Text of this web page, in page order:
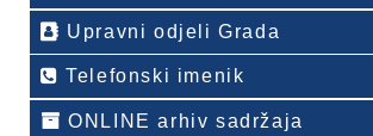
Upravni odjeli Grada
Telefonski imenik
ONLINE arhiv sadržaja